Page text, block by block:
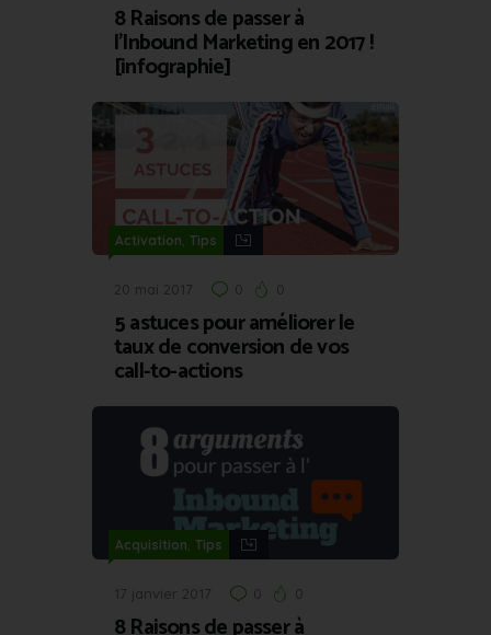
8 Raisons de passer à
l’Inbound Marketing en 2017 !
[infographie]
Activation, Tips
20 mai 2017 0 0
5 astuces pour améliorer le
taux de conversion de vos
call-to-actions
Acquisition, Tips
17 janvier 2017 0 0